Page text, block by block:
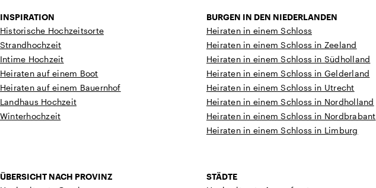
INSPIRATION
Historische Hochzeitsorte
Strandhochzeit
Intime Hochzeit
Heiraten auf einem Boot
Heiraten auf einem Bauernhof
Landhaus Hochzeit
Winterhochzeit
BURGEN IN DEN NIEDERLANDEN
Heiraten in einem Schloss
Heiraten in einem Schloss in Zeeland
Heiraten in einem Schloss in Südholland
Heiraten in einem Schloss in Gelderland
Heiraten in einem Schloss in Utrecht
Heiraten in einem Schloss in Nordholland
Heiraten in einem Schloss in Nordbrabant
Heiraten in einem Schloss in Limburg
ÜBERSICHT NACH PROVINZ
STÄDTE